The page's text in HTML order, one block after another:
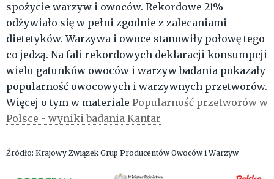
spożycie warzyw i owoców. Rekordowe 21%
odżywiało się w pełni zgodnie z zalecaniami
dietetyków. Warzywa i owoce stanowiły połowę tego
co jedzą. Na fali rekordowych deklaracji konsumpcji
wielu gatunków owoców i warzyw badania pokazały
popularność owocowych i warzywnych przetworów.
Więcej o tym w materiale Popularność przetworów w
Polsce - wyniki badania Kantar
Źródło: Krajowy Związek Grup Producentów Owoców i Warzyw